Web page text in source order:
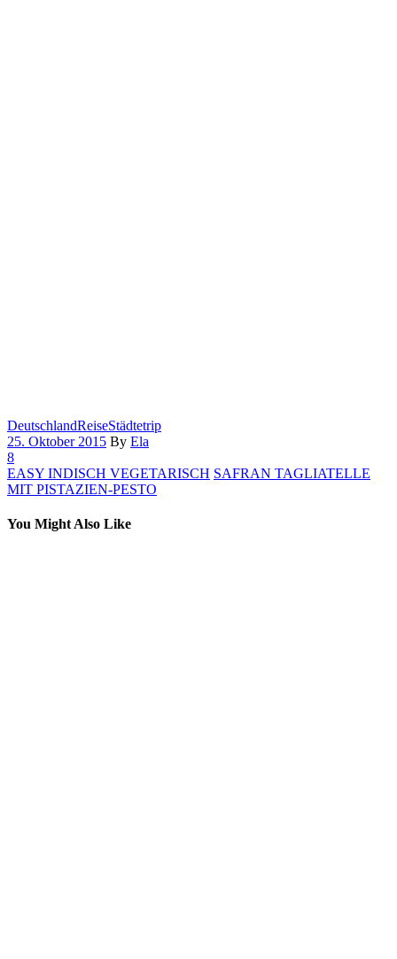
DeutschlandReiseStädtetrip
25. Oktober 2015 By Ela
8
EASY INDISCH VEGETARISCH SAFRAN TAGLIATELLE
MIT PISTAZIEN-PESTO
You Might Also Like